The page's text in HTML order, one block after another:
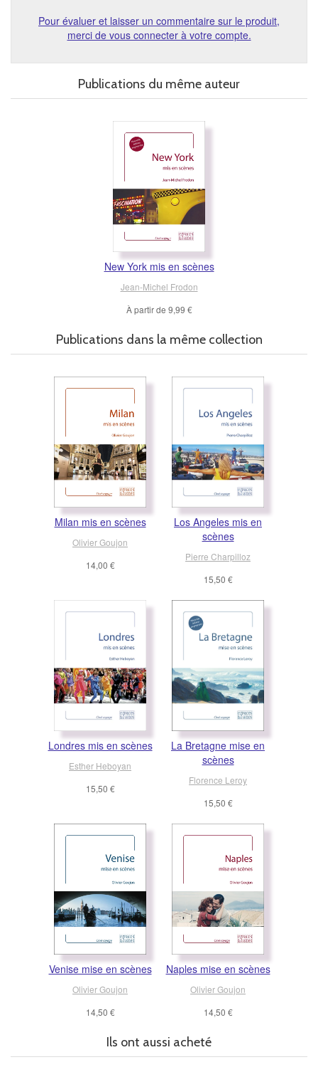
Pour évaluer et laisser un commentaire sur le produit,
merci de vous connecter à votre compte.
Publications du même auteur
New York mis en scènes
Jean-Michel Frodon
À partir de 9,99 €
Publications dans la même collection
Milan mis en scènes
Olivier Goujon
14,00 €
Los Angeles mis en
scènes
Pierre Charpilloz
15,50 €
Londres mis en scènes
Esther Heboyan
15,50 €
La Bretagne mise en
scènes
Florence Leroy
15,50 €
Venise mise en scènes
Olivier Goujon
14,50 €
Naples mise en scènes
Olivier Goujon
14,50 €
Ils ont aussi acheté